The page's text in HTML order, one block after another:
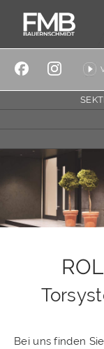
Bei uns finden